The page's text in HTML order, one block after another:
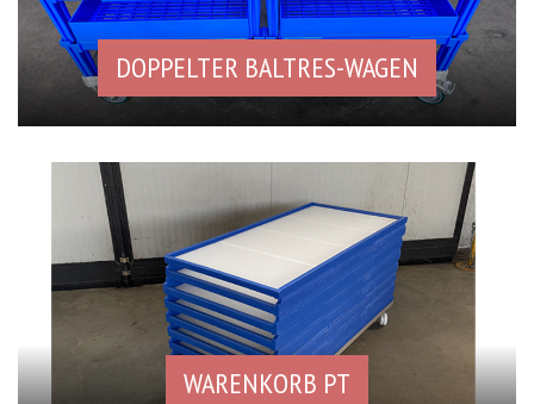
DOPPELTER BALTRES-WAGEN
WARENKORB PT